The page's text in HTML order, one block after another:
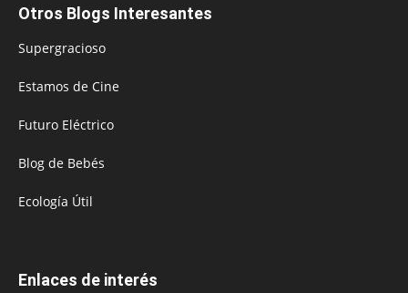
Otros Blogs Interesantes
Supergracioso
Estamos de Cine
Futuro Eléctrico
Blog de Bebés
Ecología Útil
Enlaces de interés